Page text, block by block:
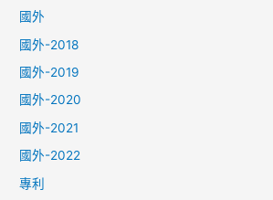
國外
國外-2018
國外-2019
國外-2020
國外-2021
國外-2022
專利